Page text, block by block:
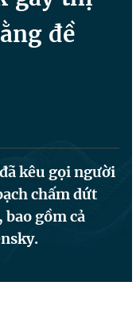
biết
đề
kêu gọi người
chấm dứt
gồm cả